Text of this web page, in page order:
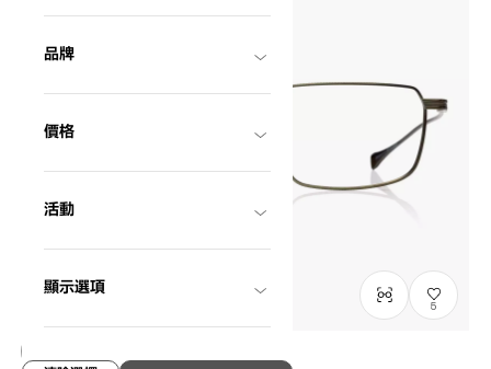
品牌
價格
活動
顯示選項
5